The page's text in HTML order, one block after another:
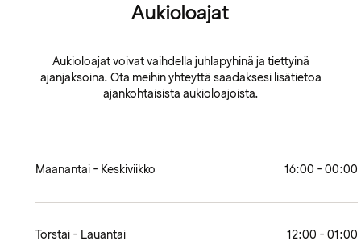
Aukioloajat
Aukioloajat voivat vaihdella juhlapyhinä ja tiettyinä
ajanjaksoina. Ota meihin yhteyttä saadaksesi lisätietoa
ajankohtaisista aukioloajoista.
Maanantai - Keskiviikko 16:00 - 00:00
Torstai - Lauantai 12:00 - 01:00